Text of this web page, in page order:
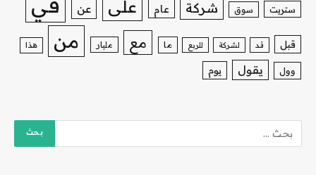
ستريت سوق شركة عام على عن
قبل قد لشركة للربع ما مع مليار من هذا
وول يقول يوم